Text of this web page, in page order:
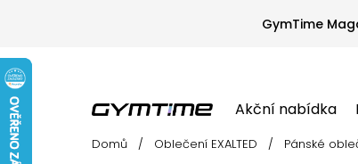
GymTime
Akční nabídka
Akční nabídka Passion
Domů / Oblečení EXALTED / Pánské